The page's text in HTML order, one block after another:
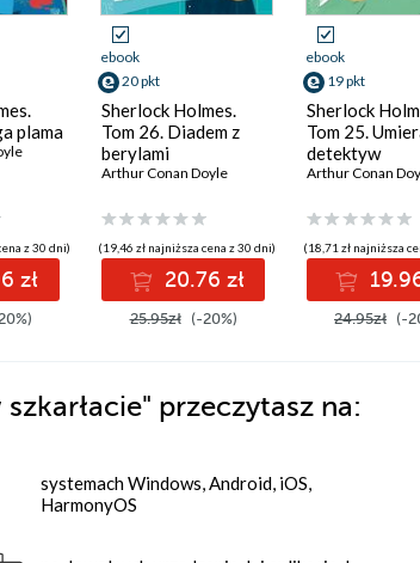
plama
z 30 dni)
zł
ebook
20 pkt
Sherlock Holmes.
Tom 26. Diadem z
berylami
Arthur Conan Doyle
(19,46 zł najniższa cena z 30 dni)
20.76 zł
25.95zł (-20%)
ebook
19 pkt
Sherlock
Tom 25.
detektyw
Arthur Conan
(18,71 zł najniższa
24.95zł (-
przeczytasz na:
systemach Windows, Android, iOS,
HarmonyOS